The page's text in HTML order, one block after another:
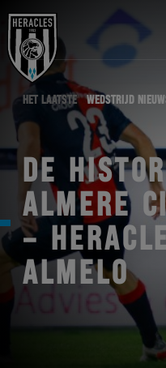
HET LAATSTE WEDSTRIJD
DE
ALMERE
–
ALMELO